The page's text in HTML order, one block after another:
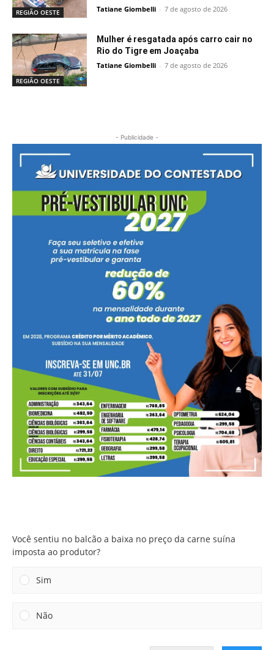
REGIÃO OESTE Tatiane Giombelli - 7 de agosto de 2026
REGIÃO OESTE
Mulher é resgatada após carro cair no
Rio do Tigre em Joaçaba
Tatiane Giombelli - 7 de agosto de 2026
- Publicidade -
Você sentiu no balcão a baixa no preço da carne suína
imposta ao produtor?
Sim
Não